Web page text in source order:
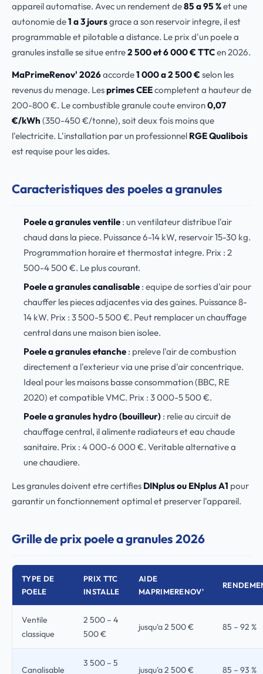
appareil automatise. Avec un rendement de85 a 95 %et une
autonomie de1 a 3 joursgrace a son reservoir integre, il est
programmable et pilotable a distance. Le prix d'un poele a
granules installe se situe entre2 500 et 6 000 € TTCen 2026.
MaPrimeRenov' 2026accorde1 000 a 2 500 € selon les
revenus du menage. Lesprimes CEEcompletent a hauteur de
200-800 €. Le combustible granule coute environ0,07
€/kWh (350-450 €/tonne), soit deux fois moins que
l'electricite. L'installation par un professionnel RGE Qualibois
est requise pour les aides.
Caracteristiques des poeles a granules
Poele a granules ventile: un ventilateur distribue l'air
chaud dans la piece. Puissance 6-14 kW, reservoir 15-30 kg.
Programmation horaire et thermostat integre. Prix : 2
500-4 500 €. Le plus courant.
Poele a granules canalisable: equipe de sorties d'air pour
chauffer les pieces adjacentes via des gaines. Puissance 8-
14 kW. Prix : 3 500-5 500 €. Peut remplacer un chauffage
central dans une maison bien isolee.
Poele a granules etanche: preleve l'air de combustion
directement a l'exterieur via une prise d'air concentrique.
Ideal pour les maisons basse consommation (BBC, RE
2020) et compatible VMC. Prix : 3 000-5 500 €.
Poele a granules hydro (bouilleur): relie au circuit de
chauffage central, il alimente radiateurs et eau chaude
sanitaire. Prix : 4 000-6 000 €. Veritable alternative a
une chaudiere.
Les granules doivent etre certifies DINplus ou ENplus A1 pour
garantir un fonctionnement optimal et preserver l'appareil.
Grille de prix poele a granules 2026
TYPE DE
POELE
PRIX TTC
INSTALLE
AIDE
MAPRIMERENOV'
Ventile
classique
2 500 – 4
500 €
jusqu'a 2 500 € 85 – 92 %
Canalisable
3 500 – 5
jusqu'a 2 500 € 85 – 93 %